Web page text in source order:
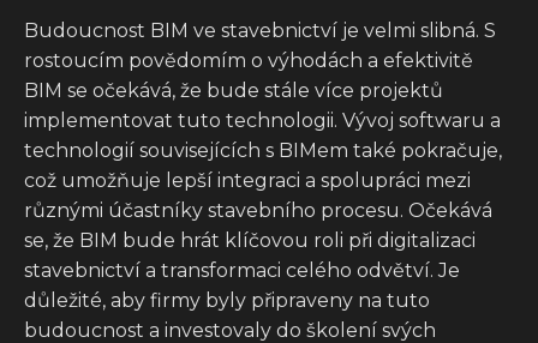
Budoucnost BIM ve stavebnictví je velmi slibná. S
rostoucím povědomím o výhodách a efektivitě
BIM se očekává, že bude stále více projektů
implementovat tuto technologii. Vývoj softwaru a
technologií souvisejících s BIMem také pokračuje,
což umožňuje lepší integraci a spolupráci mezi
různými účastníky stavebního procesu. Očekává
se, že BIM bude hrát klíčovou roli při digitalizaci
stavebnictví a transformaci celého odvětví. Je
důležité, aby firmy byly připraveny na tuto
budoucnost a investovaly do školení svých